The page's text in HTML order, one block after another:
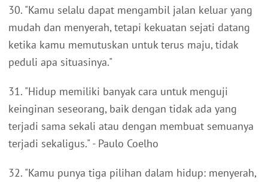
30. "Kamu selalu dapat mengambil jalan keluar yang
mudah dan menyerah, tetapi kekuatan sejati datang
ketika kamu memutuskan untuk terus maju, tidak
peduli apa situasinya."
31. "Hidup memiliki banyak cara untuk menguji
keinginan seseorang, baik dengan tidak ada yang
terjadi sama sekali atau dengan membuat semuanya
terjadi sekaligus." - Paulo Coelho
32. "Kamu punya tiga pilihan dalam hidup: menyerah,